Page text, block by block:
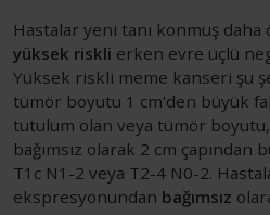
Hastalar yeni tanı konmuş
yüksek riskli erken evre üçlü
Yüksek riskli meme kanseri şu
tümör boyutu 1 cm'den büyük
tutulum olan veya tümör
bağımsız olarak 2 cm çapından
T1c N1-2 veya T2-4 N0-2.
ekspresyonundan bağımsız